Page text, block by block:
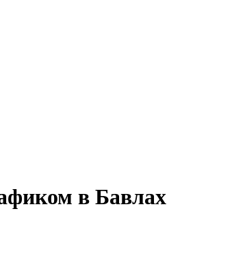
в Бавлах